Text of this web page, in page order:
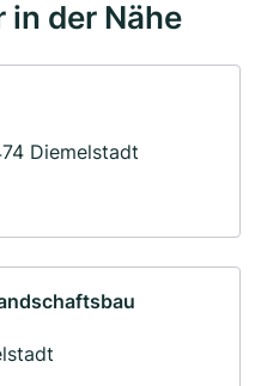
der Nähe
Diemelstadt